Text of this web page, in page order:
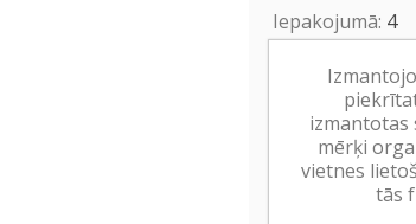
Iepakojumā: 4
Minimālais
termiņš:
Ielikt
izmantotas
mērķi
vietnes
tās